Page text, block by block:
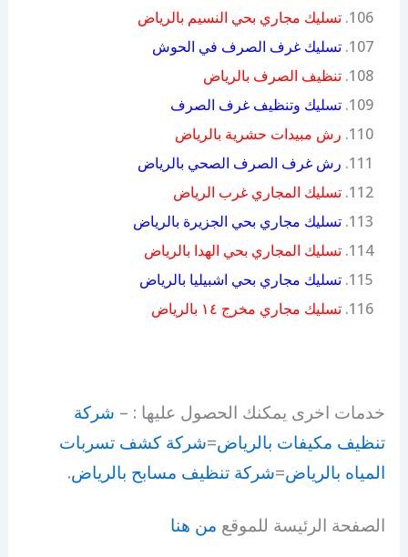
تسليك مجاري بحي النسيم بالرياض
تسليك غرف الصرف في الحوش
تنظيف الصرف بالرياض
تسليك وتنظيف غرف الصرف
رش مبيدات حشرية بالرياض
رش غرف الصرف الصحي بالرياض
تسليك المجاري غرب الرياض
تسليك مجاري بحي الجزيرة بالرياض
تسليك المجاري بحي الهدا بالرياض
تسليك مجاري بحي اشبيليا بالرياض
تسليك مجاري مخرج ١٤ بالرياض
خدمات اخرى يمكنك الحصول عليها : – شركة
تنظيف مكيفات بالرياض=شركة كشف تسربات
المياه بالرياض=شركة تنظيف مسابح بالرياض.
الصفحة الرئيسة للموقع من هنا